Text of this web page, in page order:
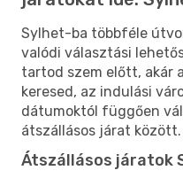
Sylhet-ba többféle
valódi választási
tartod szem előtt, akár
keresed, az indulási
dátumoktól függően
átszállásos járat között.
Átszállásos járatok